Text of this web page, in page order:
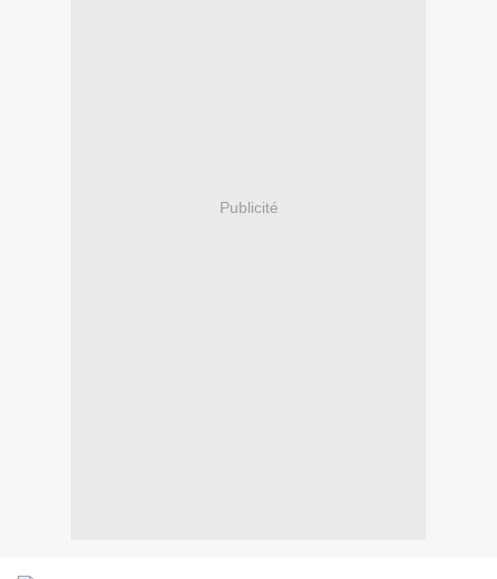
Publicité